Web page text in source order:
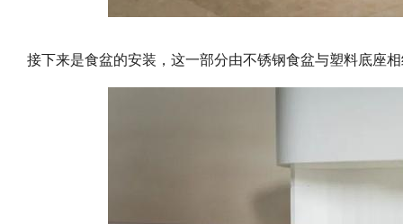
接下来是食盆的安装，这一部分由不锈钢食盆与塑料底座